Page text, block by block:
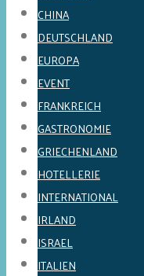
CHINA
DEUTSCHLAND
EUROPA
EVENT
FRANKREICH
GASTRONOMIE
GRIECHENLAND
HOTELLERIE
INTERNATIONAL
IRLAND
ISRAEL
ITALIEN